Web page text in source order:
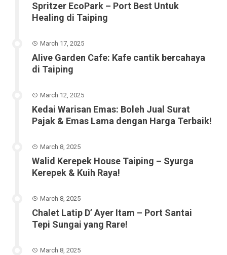
Spritzer EcoPark – Port Best Untuk
Healing di Taiping
March 17, 2025
Alive Garden Cafe: Kafe cantik bercahaya
di Taiping
March 12, 2025
Kedai Warisan Emas: Boleh Jual Surat
Pajak & Emas Lama dengan Harga Terbaik!
March 8, 2025
Walid Kerepek House Taiping – Syurga
Kerepek & Kuih Raya!
March 8, 2025
Chalet Latip D’ Ayer Itam – Port Santai
Tepi Sungai yang Rare!
March 8, 2025